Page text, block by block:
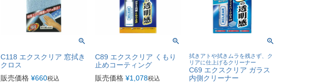
C118 エクスクリア 窓拭き
クロス
販売価格 ¥660税込
C89 エクスクリア くもり
止めコーティング
販売価格 ¥1,078税込
拭きアトや拭きムラを残さず、ク
リアに仕上げるクリーナー
C69 エクスクリア ガラス
内側クリーナー